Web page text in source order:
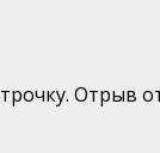
Отрыв